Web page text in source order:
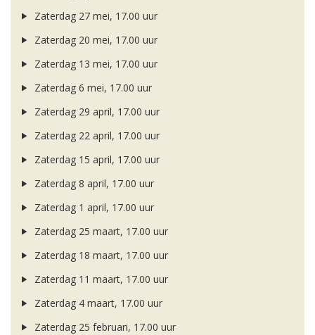
Zaterdag 27 mei, 17.00 uur
Zaterdag 20 mei, 17.00 uur
Zaterdag 13 mei, 17.00 uur
Zaterdag 6 mei, 17.00 uur
Zaterdag 29 april, 17.00 uur
Zaterdag 22 april, 17.00 uur
Zaterdag 15 april, 17.00 uur
Zaterdag 8 april, 17.00 uur
Zaterdag 1 april, 17.00 uur
Zaterdag 25 maart, 17.00 uur
Zaterdag 18 maart, 17.00 uur
Zaterdag 11 maart, 17.00 uur
Zaterdag 4 maart, 17.00 uur
Zaterdag 25 februari, 17.00 uur